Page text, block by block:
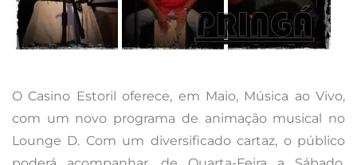
O Casino Estoril oferece, em Maio, Música ao Vivo,
com um novo programa de animação musical no
Lounge D. Com um diversificado cartaz, o público